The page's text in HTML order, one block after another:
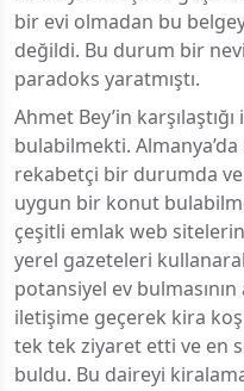
bir evi olmadan bu
değildi. Bu durum bir
paradoks yaratmıştı.
Ahmet Bey’in
bulabilmekti.
rekabetçi bir durumda
uygun bir konut
çeşitli emlak web
yerel gazeteleri
potansiyel ev
iletişime geçerek kira
tek tek ziyaret etti ve en
buldu. Bu daireyi